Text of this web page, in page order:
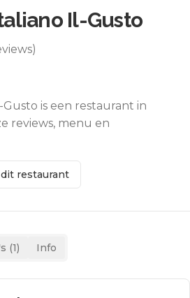
Il-Gusto
is een restaurant in
reviews, menu en
dit restaurant
(1) Info